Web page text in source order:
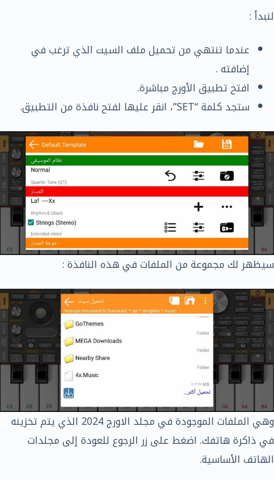
لنبدأ :
عندما تنتهي من تحميل ملف السيت الذي ترغب في
إضافته .
افتح تطبيق الأورج مباشرة.
ستجد كلمة “SET”، انقر عليها لفتح نافذة من التطبيق.
سيظهر لك مجموعة من الملفات في هذه النافذة :
وهي الملفات الموجودة في مجلد الاورج 2024 الذي يتم تخزينه
في ذاكرة هاتفك. اضغط على زر الرجوع للعودة إلى مجلدات
الهاتف الأساسية.